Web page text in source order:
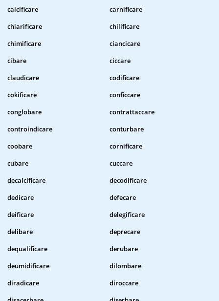
calcificare
carnificare
chiarificare
chilificare
chimificare
ciancicare
cibare
ciccare
claudicare
codificare
cokificare
conficcare
conglobare
contrattaccare
controindicare
conturbare
coobare
cornificare
cubare
cuccare
decalcificare
decodificare
dedicare
defecare
deificare
delegificare
delibare
deprecare
dequalificare
derubare
deumidificare
dilombare
diradicare
diroccare